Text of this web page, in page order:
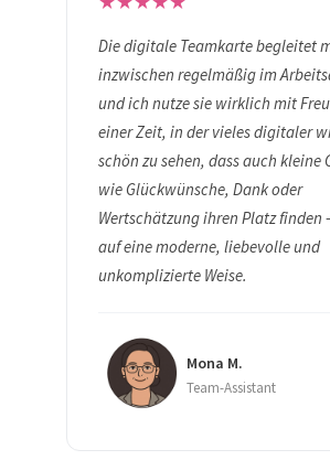
Die digitale Teamkarte begleitet
inzwischen regelmäßig im
und ich nutze sie wirklich mit
einer Zeit, in der vieles digitaler
schön zu sehen, dass auch kleine
wie Glückwünsche, Dank oder
Wertschätzung ihren Platz finden
auf eine moderne, liebevolle und
unkomplizierte Weise.
Mona M.
Team-Assistant